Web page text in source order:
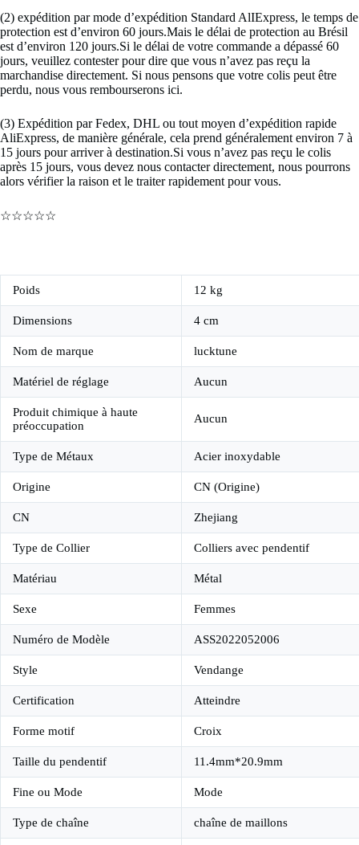
(2) expédition par mode d’expédition Standard AlIExpress, le temps de
protection est d’environ 60 jours.Mais le délai de protection au Brésil
est d’environ 120 jours.Si le délai de votre commande a dépassé 60
jours, veuillez contester pour dire que vous n’avez pas reçu la
marchandise directement. Si nous pensons que votre colis peut être
perdu, nous vous rembourserons ici.
(3) Expédition par Fedex, DHL ou tout moyen d’expédition rapide
AliExpress, de manière générale, cela prend généralement environ 7 à
15 jours pour arriver à destination.Si vous n’avez pas reçu le colis
après 15 jours, vous devez nous contacter directement, nous pourrons
alors vérifier la raison et le traiter rapidement pour vous.
☆☆☆☆☆
Poids 12 kg
Dimensions 4 cm
Nom de marque lucktune
Matériel de réglage Aucun
Produit chimique à haute
préoccupation
Aucun
Type de Métaux Acier inoxydable
Origine CN (Origine)
CN Zhejiang
Type de Collier Colliers avec pendentif
Matériau Métal
Sexe Femmes
Numéro de Modèle ASS2022052006
Style Vendange
Certification Atteindre
Forme motif Croix
Taille du pendentif 11.4mm*20.9mm
Fine ou Mode Mode
Type de chaîne chaîne de maillons